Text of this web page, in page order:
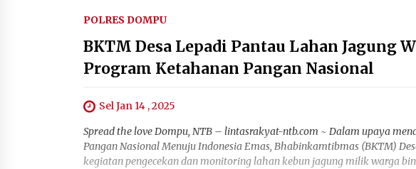
POLRES DOMPU
BKTM Desa Lepadi Pantau Lahan Jagung
Program Ketahanan Pangan Nasional
Sel Jan 14 , 2025
Spread the love Dompu, NTB – lintasrakyat-ntb.com ~ Dalam upaya
Pangan Nasional Menuju Indonesia Emas, Bhabinkamtibmas (BKTM)
kegiatan pengecekan dan monitoring lahan kebun jagung milik warga